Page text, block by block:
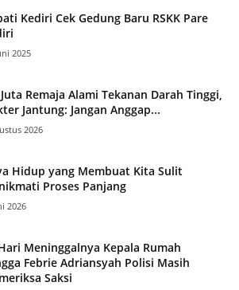
Kediri Cek Gedung Baru RSKK Pare
2025
Remaja Alami Tekanan Darah Tinggi,
Jantung: Jangan Anggap...
2026
Hidup yang Membuat Kita Sulit
Proses Panjang
2026
Meninggalnya Kepala Rumah
Febrie Adriansyah Polisi Masih
Saksi